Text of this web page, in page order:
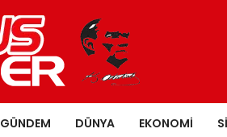
GÜNDEM DÜNYA EKONOMI